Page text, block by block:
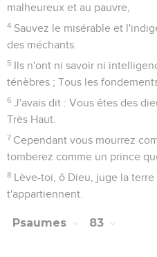
malheureux et au pauvre,
4 Sauvez le misérable et
des méchants.
5 Ils n'ont ni savoir ni
ténèbres ; Tous les
6 J'avais dit : Vous êtes des
Très Haut.
7 Cependant vous mourrez
tomberez comme un prince
8 Lève-toi, ô Dieu, juge la
t'appartiennent.
Psaumes 83